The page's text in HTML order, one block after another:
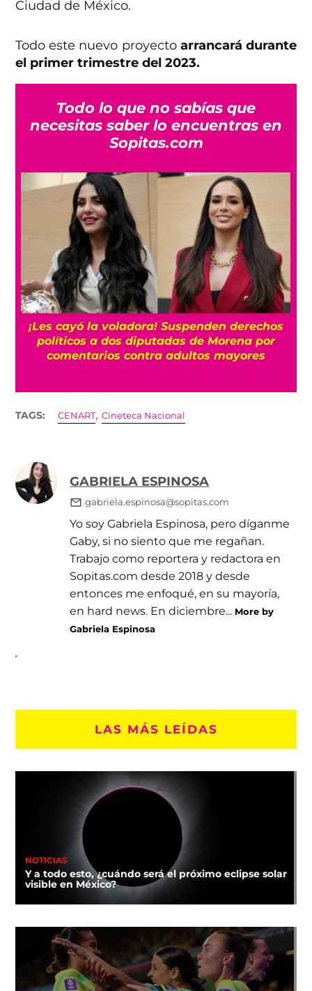
Ciudad de México.
Todo este nuevo proyecto arrancará durante
el primer trimestre del 2023.
Todo lo que no sabías que
necesitas saber lo encuentras en
Sopitas.com
¡Les cayó la voladora! Suspenden derechos
políticos a dos diputadas de Morena por
comentarios contra adultos mayores
TAGS: CENART,Cineteca Nacional
GABRIELA ESPINOSA
gabriela.espinosa@sopitas.com
Yo soy Gabriela Espinosa, pero díganme
Gaby, si no siento que me regañan.
Trabajo como reportera y redactora en
Sopitas.com desde 2018 y desde
entonces me enfoqué, en su mayoría,
en hard news. En diciembre... More by
Gabriela Espinosa
LAS MÁS LEÍDAS
NOTICIAS
Y a todo esto, ¿cuándo será el próximo eclipse solar
visible en México?